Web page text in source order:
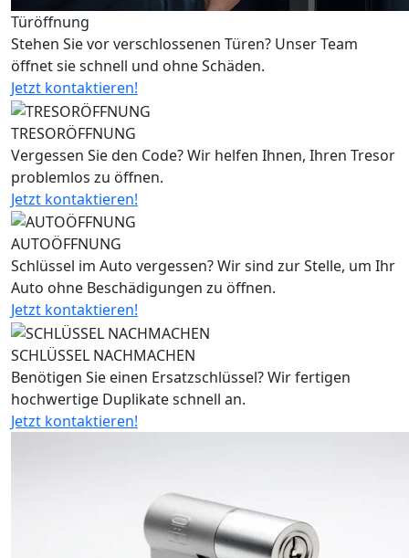
Türöffnung
Stehen Sie vor verschlossenen Türen? Unser Team
öffnet sie schnell und ohne Schäden.
Jetzt kontaktieren!
TRESORÖFFNUNG
Vergessen Sie den Code? Wir helfen Ihnen, Ihren Tresor
problemlos zu öffnen.
Jetzt kontaktieren!
AUTOÖFFNUNG
Schlüssel im Auto vergessen? Wir sind zur Stelle, um Ihr
Auto ohne Beschädigungen zu öffnen.
Jetzt kontaktieren!
SCHLÜSSEL NACHMACHEN
Benötigen Sie einen Ersatzschlüssel? Wir fertigen
hochwertige Duplikate schnell an.
Jetzt kontaktieren!